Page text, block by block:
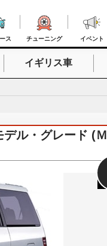
ス チューニング イベント
イギリス車
ル・グレード (Ｍ